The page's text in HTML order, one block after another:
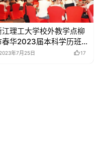
江理工大学校外教学点柳
春华2023届本科学历班学
毕业典礼圆满举行
2023年7月25日 17